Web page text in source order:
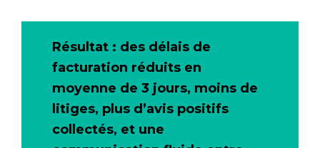
Résultat : des délais de
facturation réduits en
moyenne de 3 jours, moins de
litiges, plus d’avis positifs
collectés, et une